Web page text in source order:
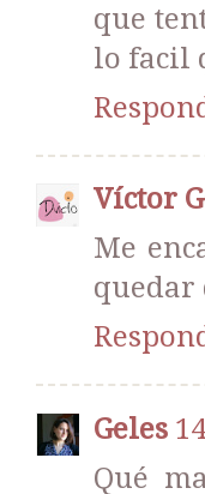
que
lo facil
Víctor
Me
quedar
Geles
Qué